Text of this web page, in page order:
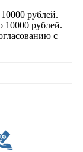
рублей.
10000 рублей.
с